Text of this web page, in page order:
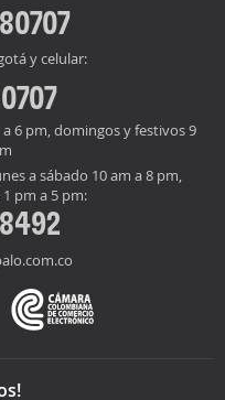
y celular:
6 pm, domingos y festivos 9
a sábado 10 am a 8 pm,
pm a 5 pm: